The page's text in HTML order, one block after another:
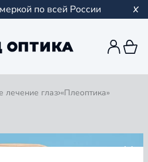
по всей России
лечение глаз «Плеоптика»